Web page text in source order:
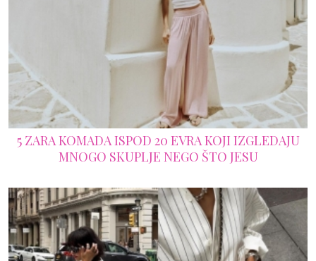
5 ZARA KOMADA ISPOD 20 EVRA KOJI IZGLEDAJU
MNOGO SKUPLJE NEGO ŠTO JESU